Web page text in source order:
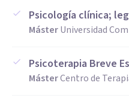
Psicología clínica;
MásterUniversidad
Psicoterapia Breve
MásterCentro de